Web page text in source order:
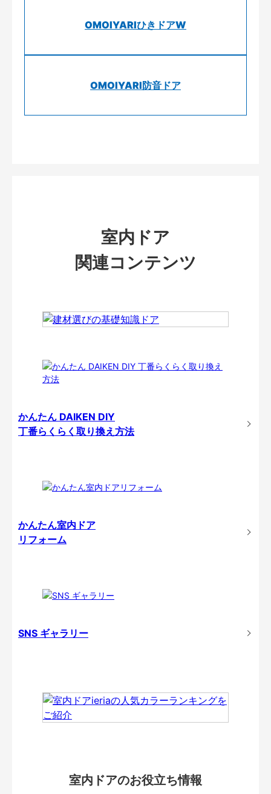
OMOIYARIひきドアW
OMOIYARI防音ドア
室内ドア
関連コンテンツ
かんたん DAIKEN DIY
丁番らくらく取り換え方法
かんたん室内ドア
リフォーム
SNS ギャラリー
室内ドアのお役立ち情報